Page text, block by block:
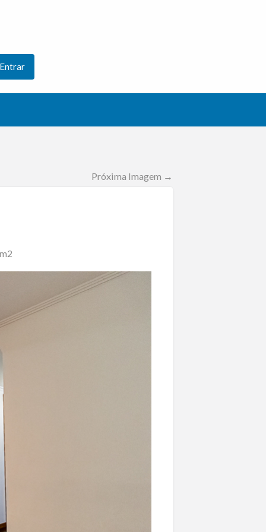
Próxima Imagem →